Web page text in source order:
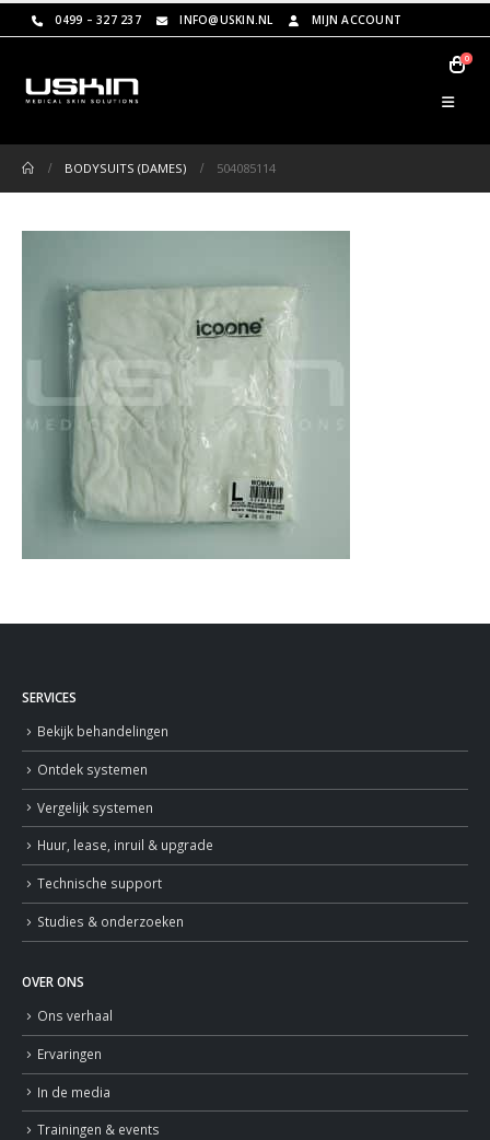
0499 – 327 237 INFO@USKIN.NL MIJN ACCOUNT
0
BODYSUITS (DAMES) 504085114
SERVICES
Bekijk behandelingen
Ontdek systemen
Vergelijk systemen
Huur, lease, inruil & upgrade
Technische support
Studies & onderzoeken
OVER ONS
Ons verhaal
Ervaringen
In de media
Trainingen & events